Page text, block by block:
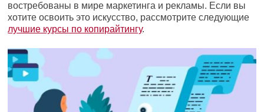
востребованы в мире маркетинга и рекламы. Если вы
хотите освоить это искусство, рассмотрите следующие
лучшие курсы по копирайтингу.